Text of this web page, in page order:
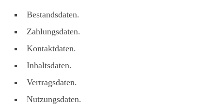
Bestandsdaten.
Zahlungsdaten.
Kontaktdaten.
Inhaltsdaten.
Vertragsdaten.
Nutzungsdaten.